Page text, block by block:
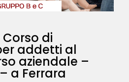
di
addetti al
aziendale –
a Ferrara